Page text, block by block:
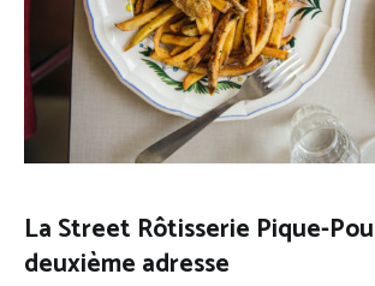
La Street Rôtisserie Pique-
deuxième adresse